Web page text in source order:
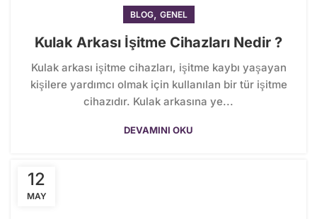
BLOG, GENEL
Kulak Arkası İşitme Cihazları Nedir ?
Kulak arkası işitme cihazları, işitme kaybı yaşayan
kişilere yardımcı olmak için kullanılan bir tür işitme
cihazıdır. Kulak arkasına ye...
DEVAMINI OKU
12
MAY